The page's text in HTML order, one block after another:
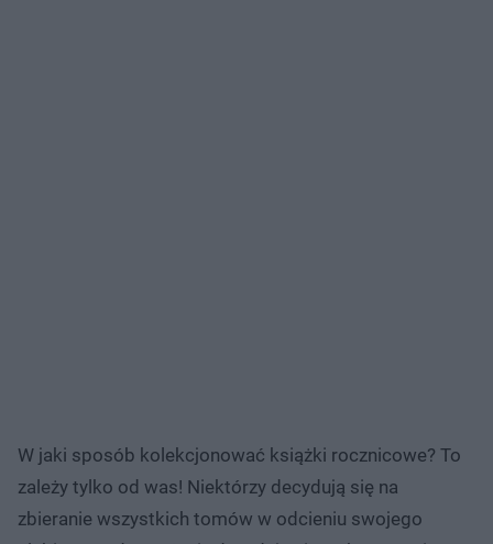
W jaki sposób kolekcjonować książki rocznicowe? To
zależy tylko od was! Niektórzy decydują się na
zbieranie wszystkich tomów w odcieniu swojego